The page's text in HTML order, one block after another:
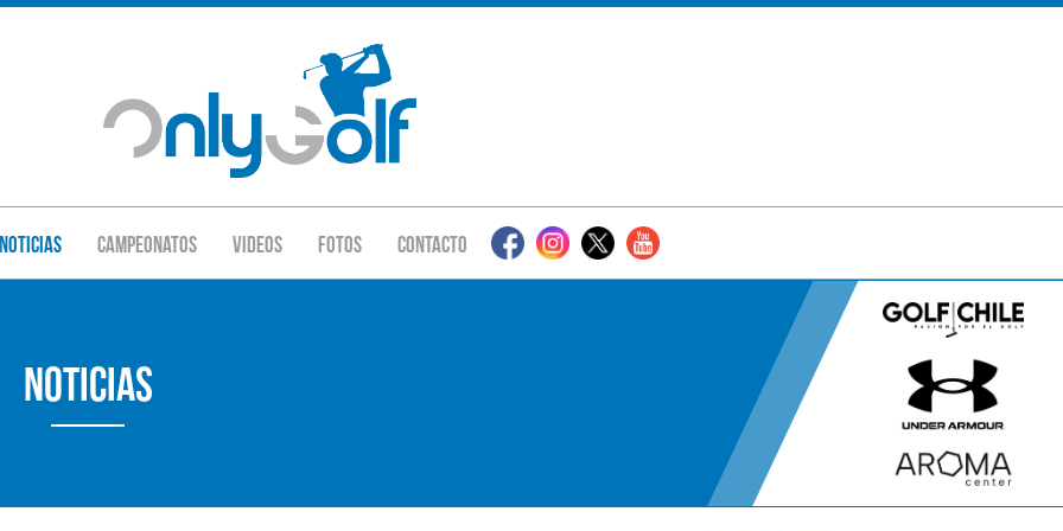
Noticias Campeonatos Videos Fotos Contacto
Noticias